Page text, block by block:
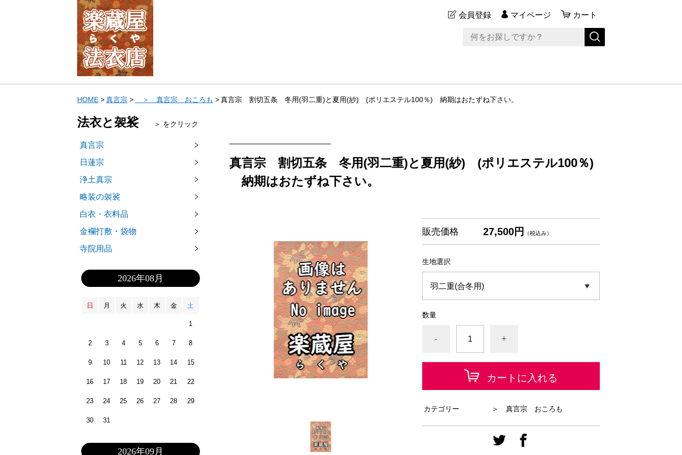
会員登録 マイページ カート
HOME 真言宗 ＞ 真言宗 おころも 真言宗 割切五条 冬用(羽二重)と夏用(紗) (ポリエステル100％) 納期はおたずね下さい。
真言宗 割切五条 冬用(羽二重)と夏用(紗) (ポリエステル100％)
納期はおたずね下さい。
販売価格 27,500円 （税込み）
生地選択
数量
- +
カートに入れる
カテゴリー ＞ 真言宗 おころも
法衣と袈裟 ＞ をクリック
真言宗
日蓮宗
浄土真宗
略装の袈裟
白衣・衣料品
金襴打敷・袋物
寺院用品
2026年08月
日 月 火 水 木 金 土
1
2 3 4 5 6 7 8
9 10 11 12 13 14 15
16 17 18 19 20 21 22
23 24 25 26 27 28 29
30 31
2026年09月